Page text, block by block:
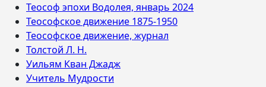
Теософ эпохи Водолея, январь 2024
Теософское движение 1875-1950
Теософское движение, журнал
Толстой Л. Н.
Уильям Кван Джадж
Учитель Мудрости